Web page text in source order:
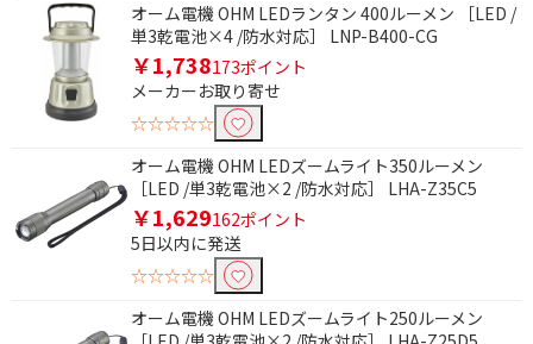
オーム電機 OHM LEDランタン 400ルーメン ［LED /
単3乾電池×4 /防水対応］ LNP-B400-CG
￥1,738173ポイント
メーカーお取り寄せ
☆☆☆☆☆
オーム電機 OHM LEDズームライト350ルーメン
［LED /単3乾電池×2 /防水対応］ LHA-Z35C5
￥1,629162ポイント
5日以内に発送
☆☆☆☆☆
オーム電機 OHM LEDズームライト250ルーメン